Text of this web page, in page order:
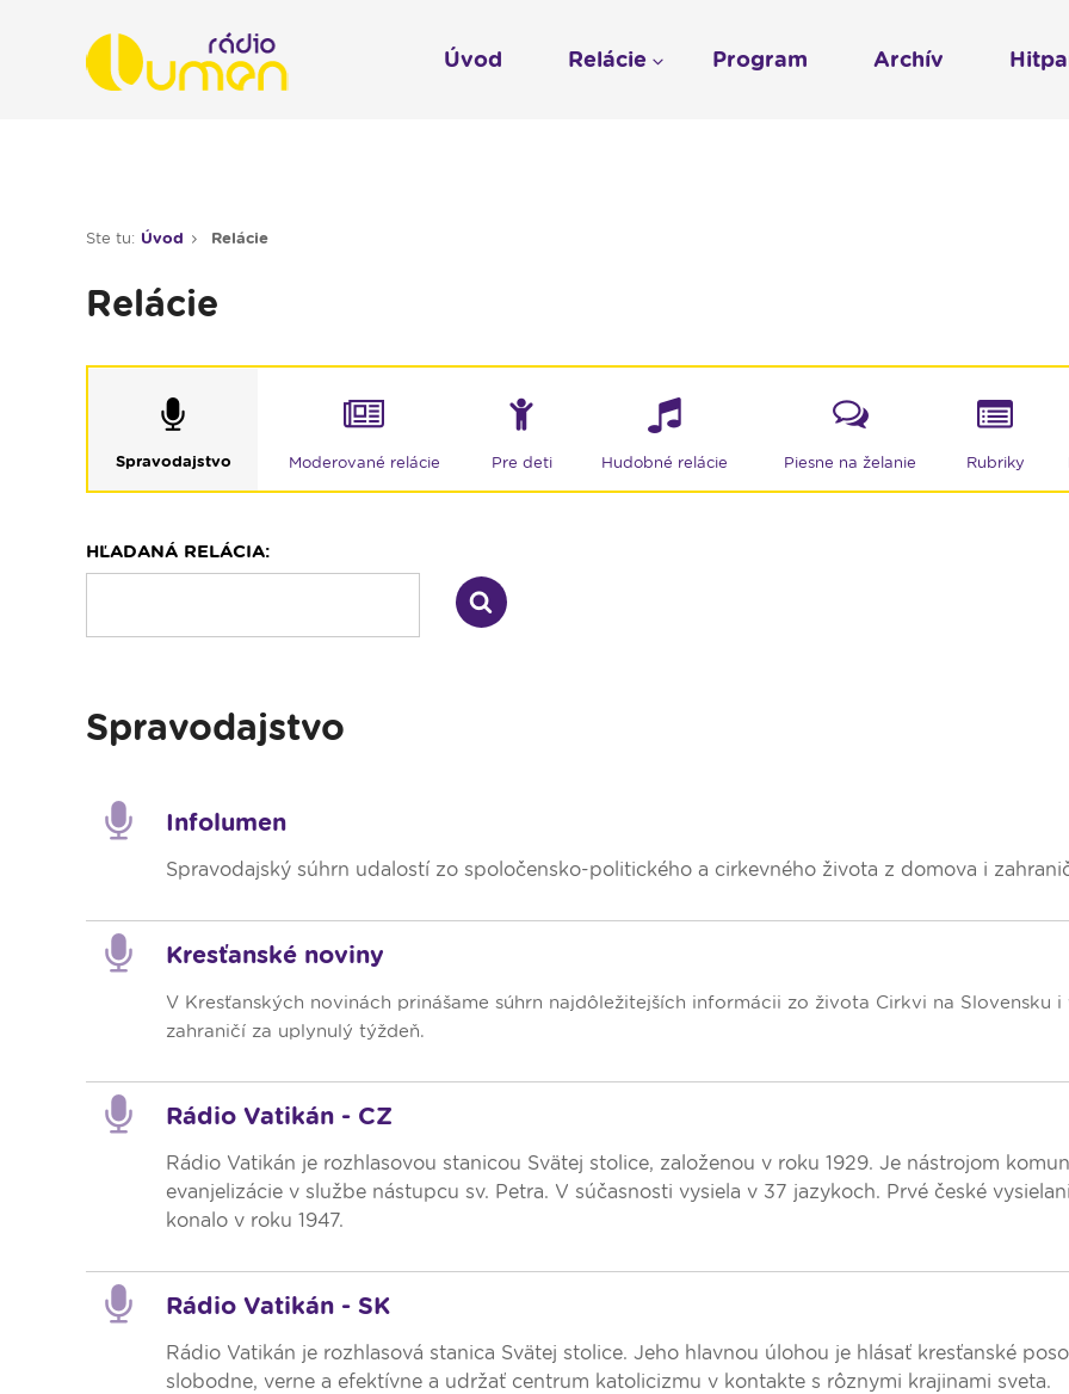
Ste tu: Úvod Relácie
Relácie
Spravodajstvo Moderované relácie Pre deti Hudobné relácie Piesne na želanie Rubriky
HĽADANÁ RELÁCIA:
Spravodajstvo
Infolumen
Spravodajský súhrn udalostí zo spoločensko-politického a cirkevného života z domova i
Kresťanské noviny
V Kresťanských novinách prinášame súhrn najdôležitejších informácii zo života Cirkvi na Slovensku i
zahraničí za uplynulý týždeň.
Rádio Vatikán - CZ
Rádio Vatikán je rozhlasovou stanicou Svätej stolice, založenou v roku 1929. Je nástrojom
evanjelizácie v službe nástupcu sv. Petra. V súčasnosti vysiela v 37 jazykoch. Prvé české
konalo v roku 1947.
Rádio Vatikán - SK
Rádio Vatikán je rozhlasová stanica Svätej stolice. Jeho hlavnou úlohou je hlásať kresťanské
slobodne, verne a efektívne a udržať centrum katolicizmu v kontakte s rôznymi krajinami sveta.
Profil
Úvod Relácie
Moderované relácie
Pre deti
Piesne na želanie
Dopravný servis
Program Archív